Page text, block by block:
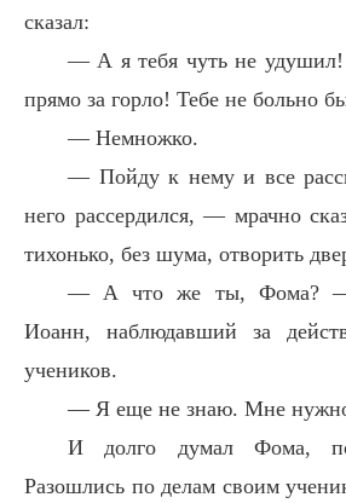
сказал:
— А я тебя чуть не удушил!
прямо за горло! Тебе не больно
— Немножко.
— Пойду к нему и все
него рассердился, — мрачно
тихонько, без шума, отворить
— А что же ты, Фома? —
Иоанн, наблюдавший за
учеников.
— Я еще не знаю. Мне
И долго думал Фома,
Разошлись по делам своим